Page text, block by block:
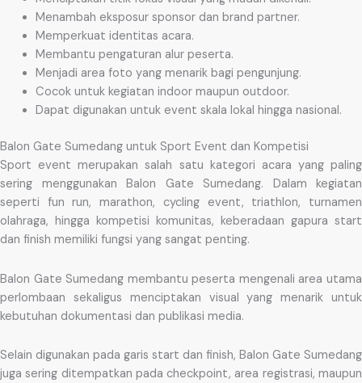
Menambah eksposur sponsor dan brand partner.
Memperkuat identitas acara.
Membantu pengaturan alur peserta.
Menjadi area foto yang menarik bagi pengunjung.
Cocok untuk kegiatan indoor maupun outdoor.
Dapat digunakan untuk event skala lokal hingga nasional.
Balon Gate Sumedang untuk Sport Event dan Kompetisi
Sport event merupakan salah satu kategori acara yang paling
sering menggunakan Balon Gate Sumedang. Dalam kegiatan
seperti fun run, marathon, cycling event, triathlon, turnamen
olahraga, hingga kompetisi komunitas, keberadaan gapura start
dan finish memiliki fungsi yang sangat penting.
Balon Gate Sumedang membantu peserta mengenali area utama
perlombaan sekaligus menciptakan visual yang menarik untuk
kebutuhan dokumentasi dan publikasi media.
Selain digunakan pada garis start dan finish, Balon Gate Sumedang
juga sering ditempatkan pada checkpoint, area registrasi, maupun